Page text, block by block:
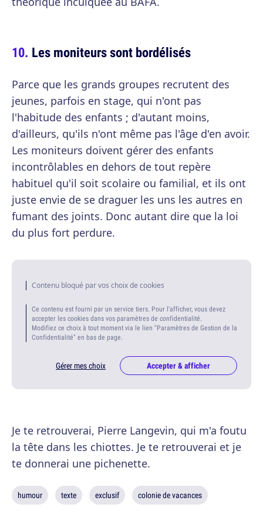
Les moniteurs sont bordélisés
Parce que les grands groupes recrutent des
jeunes, parfois en stage, qui n'ont pas
l'habitude des enfants ; d'autant moins,
d'ailleurs, qu'ils n'ont même pas l'âge d'en avoir.
Les moniteurs doivent gérer des enfants
incontrôlables en dehors de tout repère
habituel qu'il soit scolaire ou familial, et ils ont
juste envie de se draguer les uns les autres en
fumant des joints. Donc autant dire que la loi
du plus fort perdure.
Contenu bloqué par vos choix de cookies
Ce contenu est fourni par un service tiers. Pour l'afficher, vous devez
accepter les cookies dans vos paramètres de confidentialité.
Modifiez ce choix à tout moment via le lien "Paramètres de Gestion de la
Confidentialité" en bas de page.
Gérer mes choix Accepter & afficher
Je te retrouverai, Pierre Langevin, qui m'a foutu
la tête dans les chiottes. Je te retrouverai et je
te donnerai une pichenette.
humour texte exclusif colonie de vacances